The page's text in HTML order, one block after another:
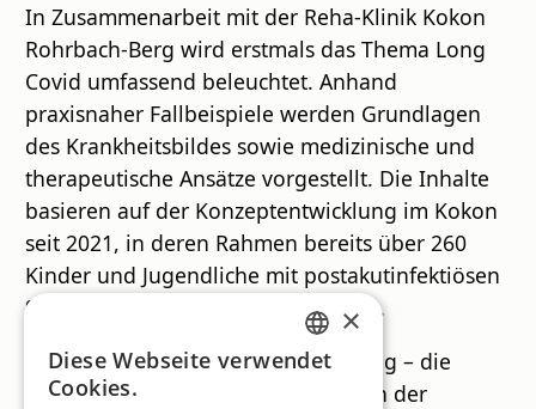
In Zusammenarbeit mit der Reha-Klinik Kokon
Rohrbach-Berg wird erstmals das Thema Long
Covid umfassend beleuchtet. Anhand
praxisnaher Fallbeispiele werden Grundlagen
des Krankheitsbildes sowie medizinische und
therapeutische Ansätze vorgestellt. Die Inhalte
basieren auf der Konzeptentwicklung im Kokon
seit 2021, in deren Rahmen bereits über 260
Kinder und Jugendliche mit postakutinfektiösen
Syndromen (PAIS) begleitet wurden.
Bildung, Begegnung und Beteiligung – die
integra 2026 setzt neue Maßstäbe in der
GERMAN
×
Diese Webseite verwendet
Cookies.